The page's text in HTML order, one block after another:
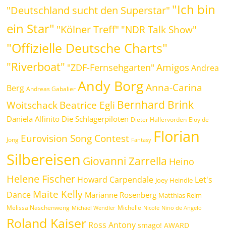
"Deutschland sucht den Superstar" "Ich bin
ein Star" "Kölner Treff" "NDR Talk Show"
"Offizielle Deutsche Charts"
"Riverboat" "ZDF-Fernsehgarten" Amigos Andrea
Berg Andreas Gabalier Andy Borg Anna-Carina
WoitschackBeatrice Egli Bernhard Brink
Daniela Alfinito Die Schlagerpiloten Dieter Hallervorden Eloy de
Jong Eurovision Song Contest Fantasy Florian
Silbereisen Giovanni Zarrella Heino
Helene Fischer Howard Carpendale Joey Heindle Let's
Dance Maite Kelly Marianne Rosenberg Matthias Reim
Melissa Naschenweng Michael Wendler Michelle Nicole Nino de Angelo
Roland Kaiser Ross Antony smago! AWARD